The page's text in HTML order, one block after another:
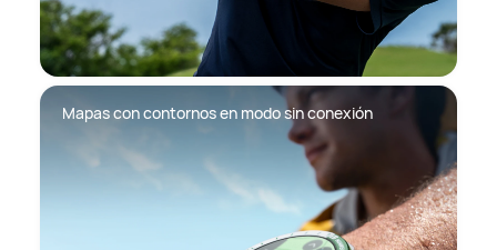
Mapas con contornos en modo sin conexión